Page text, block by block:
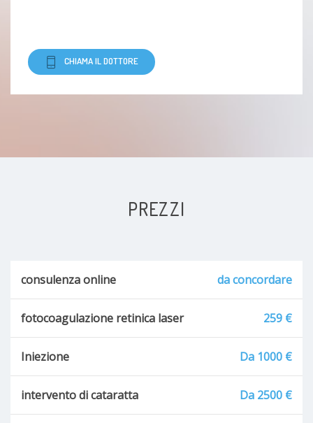
CHIAMA IL DOTTORE
PREZZI
consulenza online da concordare
fotocoagulazione retinica laser 259 €
Iniezione Da 1000 €
intervento di cataratta Da 2500 €